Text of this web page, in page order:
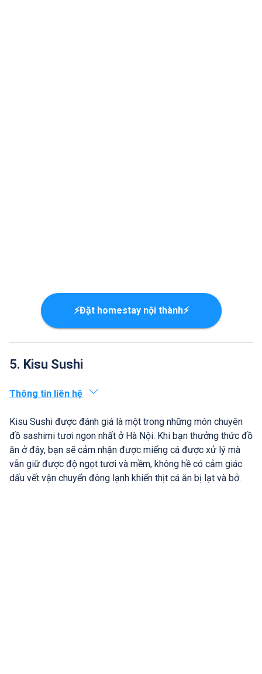
⚡Đặt homestay nội thành⚡
5. Kisu Sushi
Thông tin liên hệ
Kisu Sushi được đánh giá là một trong những món chuyên
đồ sashimi tươi ngon nhất ở Hà Nội. Khi bạn thưởng thức đồ
ăn ở đây, bạn sẽ cảm nhận được miếng cá được xử lý mà
vẫn giữ được độ ngọt tươi và mềm, không hề có cảm giác
dấu vết vận chuyển đông lạnh khiến thịt cá ăn bị lạt và bở.